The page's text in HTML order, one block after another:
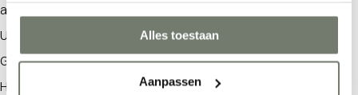
Alles toestaan
Aanpassen
abzuschalten und neue Energie zu tanken. Die friedliche
Umgebung und die schönen Aussichten tragen zum
Gefühl der Gelassenheit bei. Bitte beachte, dass es im
Hochsommer in der Region sehr voll sein kann. Wenn du